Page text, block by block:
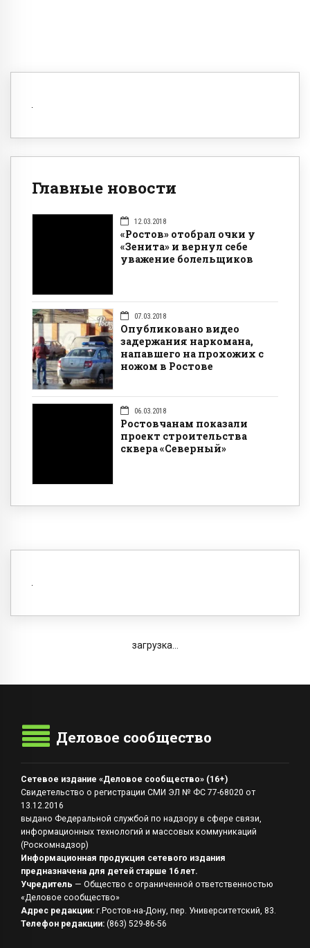
Главные новости
12.03.2018
«Ростов» отобрал очки у
«Зенита» и вернул себе
уважение болельщиков
07.03.2018
Опубликовано видео
задержания наркомана,
напавшего на прохожих с
ножом в Ростове
06.03.2018
Ростовчанам показали
проект строительства
сквера «Северный»
загрузка...
Деловое сообщество
Сетевое издание «Деловое сообщество» (16+)
Свидетельство о регистрации СМИ ЭЛ № ФС 77-68020 от
13.12.2016
выдано Федеральной службой по надзору в сфере связи,
информационных технологий и массовых коммуникаций
(Роскомнадзор)
Информационная продукция сетевого издания
предназначена для детей старше 16 лет.
Учредитель — Общество с ограниченной ответственностью
«Деловое сообщество»
Адрес редакции: г.Ростов-на-Дону, пер. Университетский, 83.
Телефон редакции: (863) 529-86-56